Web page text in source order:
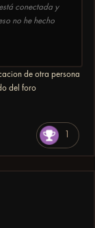
conectada y
no he hecho
de otra persona
del foro
1